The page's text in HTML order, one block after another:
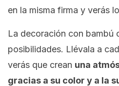
en la misma firma y verás
La decoración con bambú
posibilidades. Llévala a
verás que crean una
gracias a su color y a la